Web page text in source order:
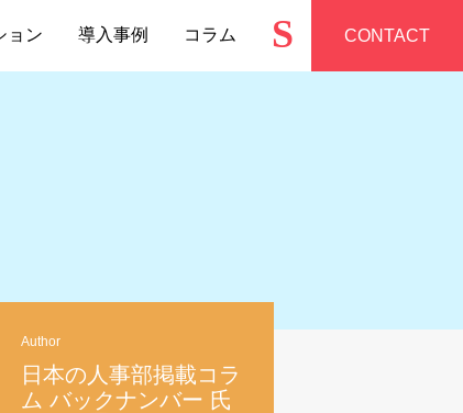
ョン 導入事例 コラム S CONTACT
Author
日本の人事部掲載コラ
ム バックナンバー 氏